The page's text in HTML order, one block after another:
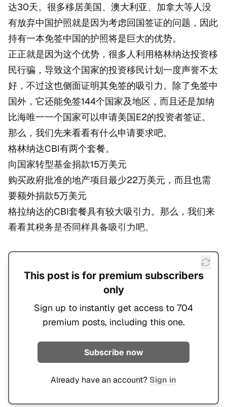
达30天。很多移居美国、澳大利亚、加拿大等人没
有放弃中国护照就是因为考虑回国签证的问题，因此
持有一本免签中国的护照将是巨大的优势。
正正就是因为这个优势，很多人利用格林纳达投资移
民行骗，导致这个国家的投资移民计划一度声誉不太
好，不过这也侧面证明其免签的吸引力。除了免签中
国外，它还能免签144个国家及地区，而且还是加纳
比海唯一一个国家可以申请美国E2的投资者签证。
那么，我们先来看看有什么申请要求吧。
格林纳达CBI有两个套餐。
向国家转型基金捐款15万美元
购买政府批准的地产项目最少22万美元，而且也需
要额外捐款5万美元
格拉纳达的CBI套餐具有较大吸引力。那么，我们来
看看其税务是否同样具备吸引力吧。
This post is for premium subscribers
only
Sign up to instantly get access to 704
premium posts, including this one.
Subscribe now
Already have an account? Sign in